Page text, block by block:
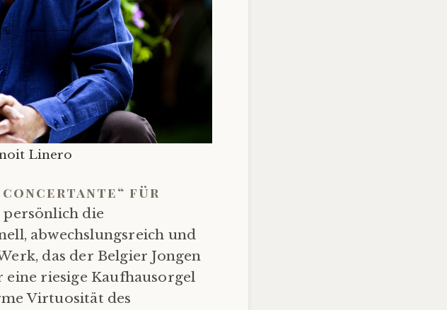
Linero
concertante“ für
die
abwechslungsreich und
das der Belgier Jongen
riesige Kaufhausorgel
Virtuosität des